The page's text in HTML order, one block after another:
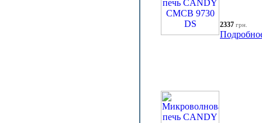
2337 грн.